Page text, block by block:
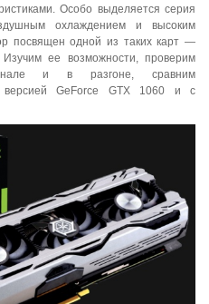
Особо выделяется серия
охлаждением и высоким
посвящен одной из таких карт —
ее возможности, проверим
и в разгоне, сравним
версией GeForce GTX 1060 и с